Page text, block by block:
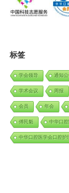
标签
学会领导 通知
学术会议 周报
会员 年会
傅民魁 中华口
中华口腔医学会口腔护